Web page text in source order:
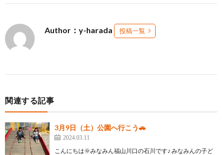
Author：y-harada 投稿一覧
関連する記事
3月9日（土）公園へ行こう🚗
2024.03.11
こんにちは🌞みなみん福山川口の石川です♪ みなみんの子ど